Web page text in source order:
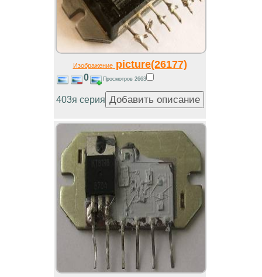
Изображениеpicture(26177)
0 Просмотров 2663
403я серия